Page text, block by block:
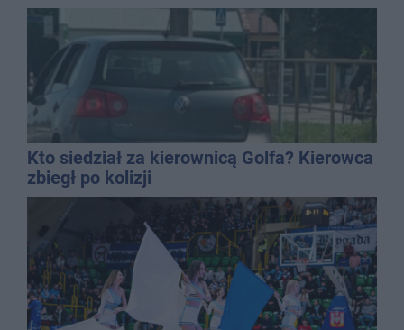
Kto siedział za kierownicą Golfa? Kierowca
zbiegł po kolizji